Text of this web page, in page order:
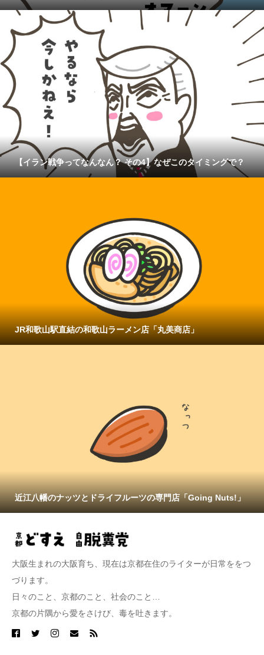
【イラン戦争ってなんなん？ その4】なぜこのタイミングで？
JR和歌山駅直結の和歌山ラーメン店「丸美商店」
近江八幡のナッツとドライフルーツの専門店「Going Nuts!」
大阪生まれの大阪育ち、現在は京都在住のライターが日常ををつ
づります。
日々のこと、京都のこと、社会のこと…
京都の片隅から愛をさけび、毒を吐きます。